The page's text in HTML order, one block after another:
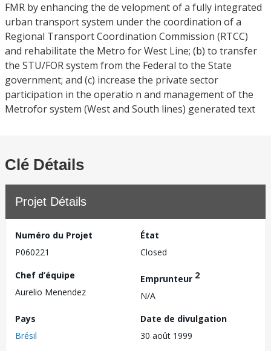
FMR by enhancing the de velopment of a fully integrated
urban transport system under the coordination of a
Regional Transport Coordination Commission (RTCC)
and rehabilitate the Metro for West Line; (b) to transfer
the STU/FOR system from the Federal to the State
government; and (c) increase the private sector
participation in the operatio n and management of the
Metrofor system (West and South lines) generated text
Clé Détails
Projet Détails
Numéro du Projet
P060221
État
Closed
Chef d’équipe
Aurelio Menendez
Emprunteur 2
N/A
Pays
Brésil
Date de divulgation
30 août 1999